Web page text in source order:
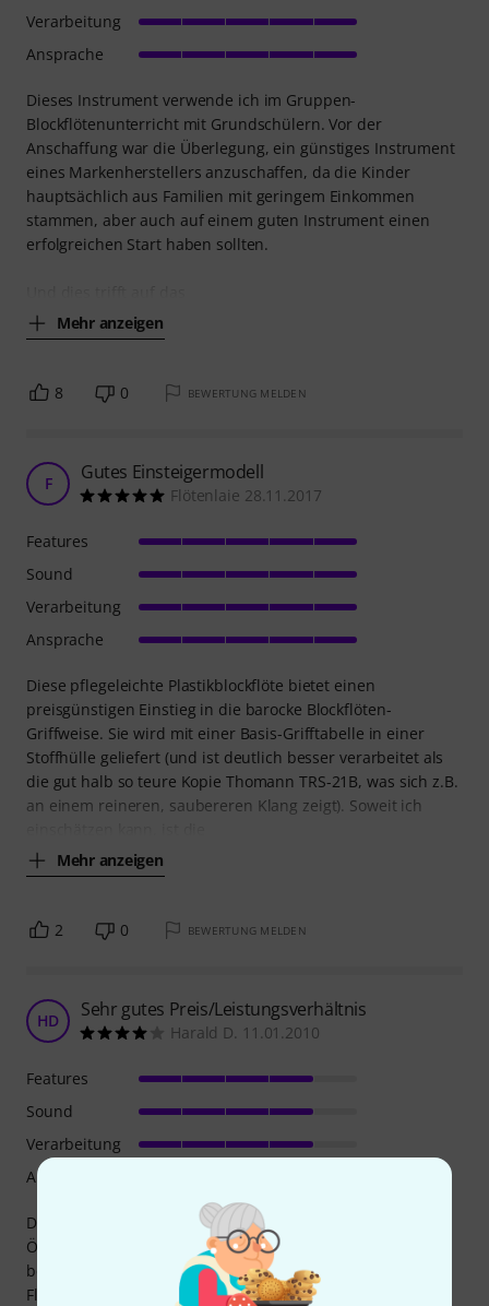
Dieses Instrument verwende ich im Gruppen-
Blockflötenunterricht mit Grundschülern. Vor der
Anschaffung war die Überlegung, ein günstiges Instrument
eines Markenherstellers anzuschaffen, da die Kinder
hauptsächlich aus Familien mit geringem Einkommen
stammen, aber auch auf einem guten Instrument einen
erfolgreichen Start haben sollten.
Mehr anzeigen
Verarbeitung
Ansprache
8 0 BEWERTUNG MELDEN
F Gutes Einsteigermodell
Flötenlaie 28.11.2017
Diese pflegeleichte Plastikblockflöte bietet einen
preisgünstigen Einstieg in die barocke Blockflöten-
Griffweise. Sie wird mit einer Basis-Grifftabelle in einer
Stoffhülle geliefert (und ist deutlich besser verarbeitet als
die gut halb so teure Kopie Thomann TRS-21B, was sich z.B.
an einem reineren, saubereren Klang zeigt). Soweit ich
Mehr anzeigen
Features
Sound
Verarbeitung
Ansprache
2 0 BEWERTUNG MELDEN
HD Sehr gutes Preis/Leistungsverhältnis
Harald D. 11.01.2010
Diese Flöte ist ideal für Einsteiger geeignet. Da die
Öffnungen im Mundstück etwas größer gehalten sind, wie
bei der etwas teueren Fortgeschrittenen-Yamaha Sopran-
Flöte ist keine fortgeschrittene Technik nötig. Auch beim
Features
Sound
Verarbeitung
Ansprache